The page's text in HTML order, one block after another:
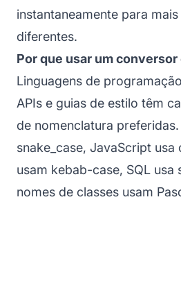
instantaneamente para
diferentes.
Por que usar um
Linguagens de
APIs e guias de estilo têm
de nomenclatura
snake_case, JavaScript usa
usam kebab-case, SQL usa
nomes de classes usam